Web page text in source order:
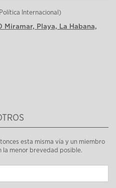
Internacional)
Miramar, Playa, La Habana,
esta misma vía y un miembro
la menor brevedad posible.